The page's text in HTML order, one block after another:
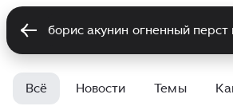
Всё Новости Темы